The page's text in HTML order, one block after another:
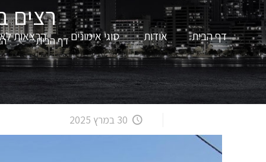
דף הבית אודות סוגי אימונים הרצאות
רצים
דף הבית
30 במרץ 2025